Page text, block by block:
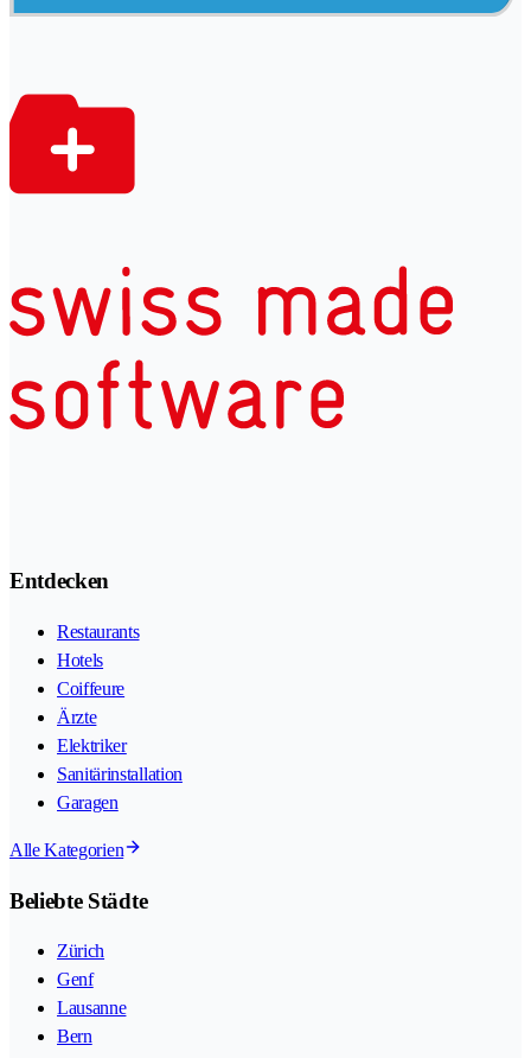
Entdecken
Restaurants
Hotels
Coiffeure
Ärzte
Elektriker
Sanitärinstallation
Garagen
Alle Kategorien
Beliebte Städte
Zürich
Genf
Lausanne
Bern